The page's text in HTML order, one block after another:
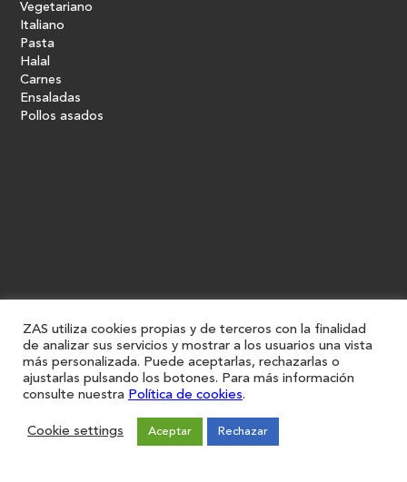
Vegetariano
Italiano
Pasta
Halal
Carnes
Ensaladas
Pollos asados
ZAS utiliza cookies propias y de terceros con la finalidad
de analizar sus servicios y mostrar a los usuarios una vista
más personalizada. Puede aceptarlas, rechazarlas o
ajustarlas pulsando los botones. Para más información
consulte nuestra Política de cookies.
Cookie settings Aceptar Rechazar